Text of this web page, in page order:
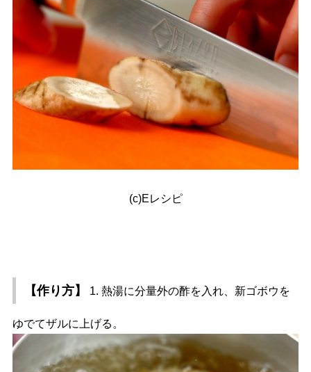
(c)Eレシピ
【作り方】 1. 熱湯に分量外の酢を入れ、新ゴボウを
ゆでてザルに上げる。